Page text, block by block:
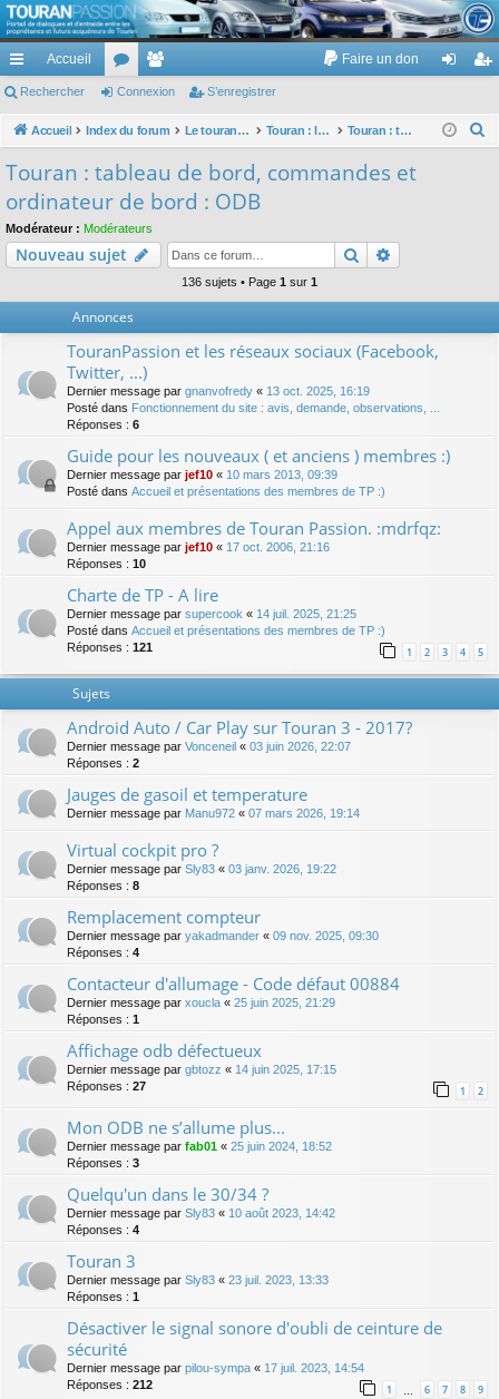
TouranPassion
Le forum des propriétaires ou futurs acquéreurs du Volkswagen Touran
cc
ès
de
Accueil
or
u
e
m
es
Faire un don
ne nr
Rechercher Connexion S’enregistrer
Accueil Index du forum Le touran dans ses versions I (V1 V2 V3) et II ... Touran : les équipements électriques et électroniques Touran : tableau de bord, commandes et ordinateur de bord : ODB
h
Touran : tableau de bord, commandes et
ordinateur de bord : ODB
Modérateur : Modérateurs
Nouveau sujet Rechercher
136 sujets • Page 1 sur 1
Annonces
TouranPassion et les réseaux sociaux (Facebook,
Twitter, ...)
Dernier message par gnanvofredy « 13 oct. 2025, 16:19
Posté dans Fonctionnement du site : avis, demande, observations, ...
Réponses : 6
Guide pour les nouveaux ( et anciens ) membres :)
Dernier message par jef10 « 10 mars 2013, 09:39
Posté dans Accueil et présentations des membres de TP :)
Appel aux membres de Touran Passion. :mdrfqz:
Dernier message par jef10 « 17 oct. 2006, 21:16
Réponses : 10
Charte de TP - A lire
Dernier message par supercook « 14 juil. 2025, 21:25
Posté dans Accueil et présentations des membres de TP :)
Réponses : 121 1 2 3 4 5
Sujets
Android Auto / Car Play sur Touran 3 - 2017?
Dernier message par Vonceneil « 03 juin 2026, 22:07
Réponses : 2
Jauges de gasoil et temperature
Dernier message par Manu972 « 07 mars 2026, 19:14
Virtual cockpit pro ?
Dernier message par Sly83 « 03 janv. 2026, 19:22
Réponses : 8
Remplacement compteur
Dernier message par yakadmander « 09 nov. 2025, 09:30
Réponses : 4
Contacteur d'allumage - Code défaut 00884
Dernier message par xoucla « 25 juin 2025, 21:29
Réponses : 1
Affichage odb défectueux
Dernier message par gbtozz « 14 juin 2025, 17:15
Réponses : 27 1 2
Mon ODB ne s’allume plus...
Dernier message par fab01 « 25 juin 2024, 18:52
Réponses : 3
Quelqu'un dans le 30/34 ?
Dernier message par Sly83 « 10 août 2023, 14:42
Réponses : 4
Touran 3
Dernier message par Sly83 « 23 juil. 2023, 13:33
Réponses : 1
Désactiver le signal sonore d'oubli de ceinture de
sécurité
Dernier message par pilou-sympa « 17 juil. 2023, 14:54
Réponses : 212 1 … 6 7 8 9